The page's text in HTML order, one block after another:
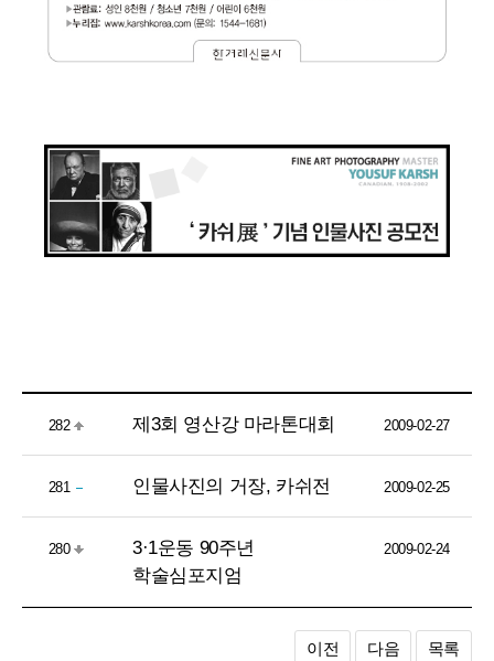
282 제3회 영산강 마라톤대회 2009-02-27
281 인물사진의 거장, 카쉬전 2009-02-25
280
3·1운동 90주년
학술심포지엄
2009-02-24
이전 다음 목록